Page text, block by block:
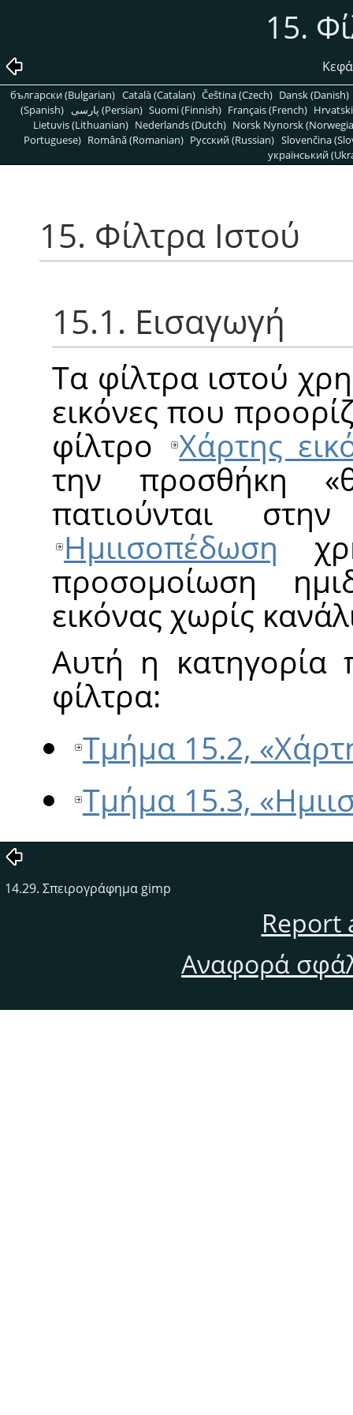
15.
български (Bulgarian) Català (Catalan) Čeština (Czech) Dansk (Danish)
(Spanish)
پارسی (Persian) Suomi (Finnish) Français (French)
Lietuvis (Lithuanian) Nederlands (Dutch) Norsk Nynorsk
Portuguese) Română (Romanian) Pусский (Russian) Slovenčina
український
15. Φίλτρα Ιστού
15.1. Εισαγωγή
Τα φίλτρα ιστού
εικόνες που
φίλτρο
Χάρτης
την προσθήκη «
πατιούνται
Ημιισοπέδωση
προσομοίωση
εικόνας χωρίς
Αυτή η κατηγορία
φίλτρα:
Τμήμα 15.2,
Τμήμα 15.3,
14.29. Σπειρογράφημα gimp
Report
Αναφορά